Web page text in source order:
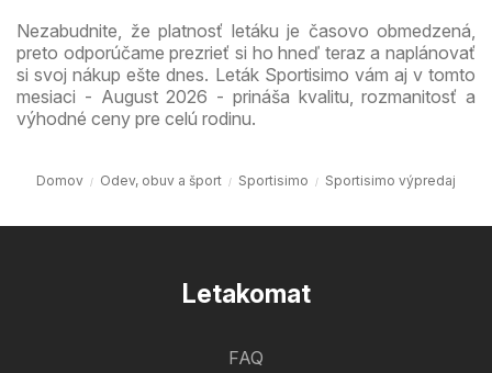
Nezabudnite, že platnosť letáku je časovo obmedzená,
preto odporúčame prezrieť si ho hneď teraz a naplánovať
si svoj nákup ešte dnes. Leták Sportisimo vám aj v tomto
mesiaci - August 2026 - prináša kvalitu, rozmanitosť a
výhodné ceny pre celú rodinu.
Domov Odev, obuv a šport Sportisimo Sportisimo výpredaj
Letakomat
FAQ